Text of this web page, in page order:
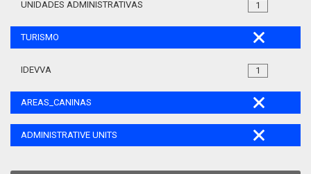
1
UNIDADES ADMINISTRATIVAS
TURISMO
1
IDEVVA
AREAS_CANINAS
ADMINISTRATIVE UNITS